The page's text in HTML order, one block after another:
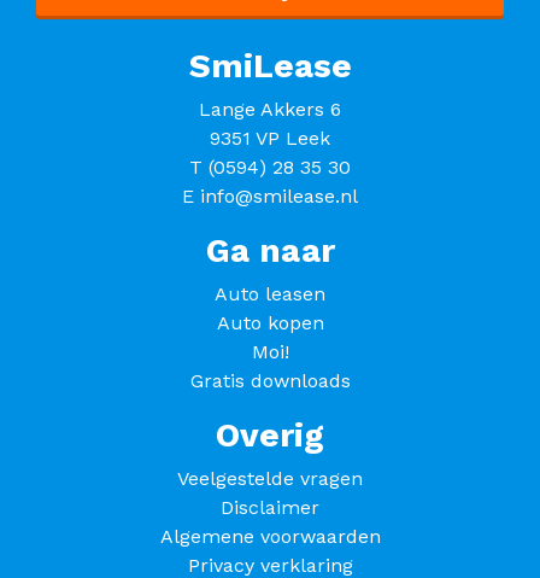
SmiLease
Lange Akkers 6
9351 VP Leek
T (0594) 28 35 30
E info@smilease.nl
Ga naar
Auto leasen
Auto kopen
Moi!
Gratis downloads
Overig
Veelgestelde vragen
Disclaimer
Algemene voorwaarden
Privacy verklaring